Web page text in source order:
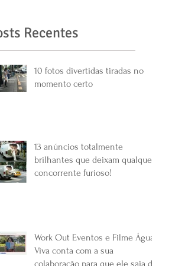
Recentes
10 fotos divertidas tiradas no
momento certo
13 anúncios totalmente
brilhantes que deixam qualquer
concorrente furioso!
Work Out Eventos e Filme Água
Viva conta com a sua
colaboração para que ele saia do